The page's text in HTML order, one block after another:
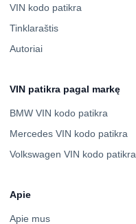
VIN kodo patikra
Tinklaraštis
Autoriai
VIN patikra pagal markę
BMW VIN kodo patikra
Mercedes VIN kodo patikra
Volkswagen VIN kodo patikra
Apie
Apie mus